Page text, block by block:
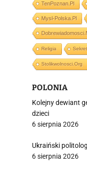
TenPoznan.pl
Mysl-Polska.pl
Religia
Stolikwolnosci.org
POLONIA
Kolejny dewiant
dzieci
6 sierpnia 2026
Ukraiński
6 sierpnia 2026